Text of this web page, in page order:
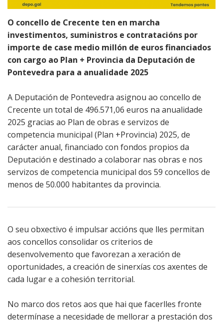
Sendelle
económica
Seguridade
Medio rural
Xulgado de
paz
O concello de Crecente ten en marcha
investimentos, suministros e contratacións por
importe de case medio millón de euros financiados
con cargo ao Plan + Provincia da Deputación de
Pontevedra para a anualidade 2025
A Deputación de Pontevedra asignou ao concello de
Crecente un total de 496.571,06 euros na anualidade
2025 gracias ao Plan de obras e servizos de
competencia municipal (Plan +Provincia) 2025, de
carácter anual, financiado con fondos propios da
Deputación e destinado a colaborar nas obras e nos
servizos de competencia municipal dos 59 concellos de
menos de 50.000 habitantes da provincia.
O seu obxectivo é impulsar accións que lles permitan
aos concellos consolidar os criterios de
desenvolvemento que favorezan a xeración de
oportunidades, a creación de sinerxías cos axentes de
cada lugar e a cohesión territorial.
No marco dos retos aos que hai que facerlles fronte
determínase a necesidade de mellorar a prestación dos